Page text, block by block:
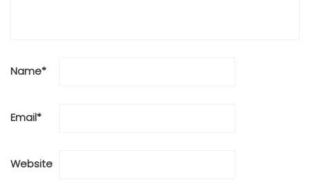
Name*
Email*
Website